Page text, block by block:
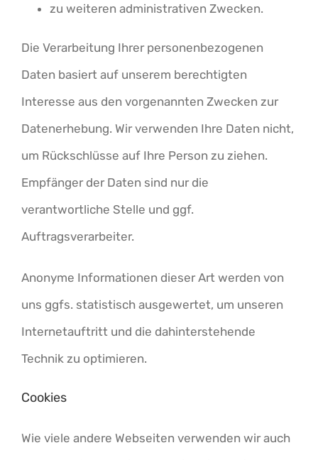
zu weiteren administrativen Zwecken.
Die Verarbeitung Ihrer personenbezogenen
Daten basiert auf unserem berechtigten
Interesse aus den vorgenannten Zwecken zur
Datenerhebung. Wir verwenden Ihre Daten nicht,
um Rückschlüsse auf Ihre Person zu ziehen.
Empfänger der Daten sind nur die
verantwortliche Stelle und ggf.
Auftragsverarbeiter.
Anonyme Informationen dieser Art werden von
uns ggfs. statistisch ausgewertet, um unseren
Internetauftritt und die dahinterstehende
Technik zu optimieren.
Cookies
Wie viele andere Webseiten verwenden wir auch